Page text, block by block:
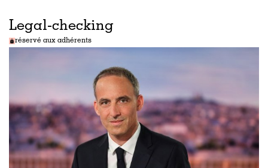
Legal-checking
réservé aux adhérents